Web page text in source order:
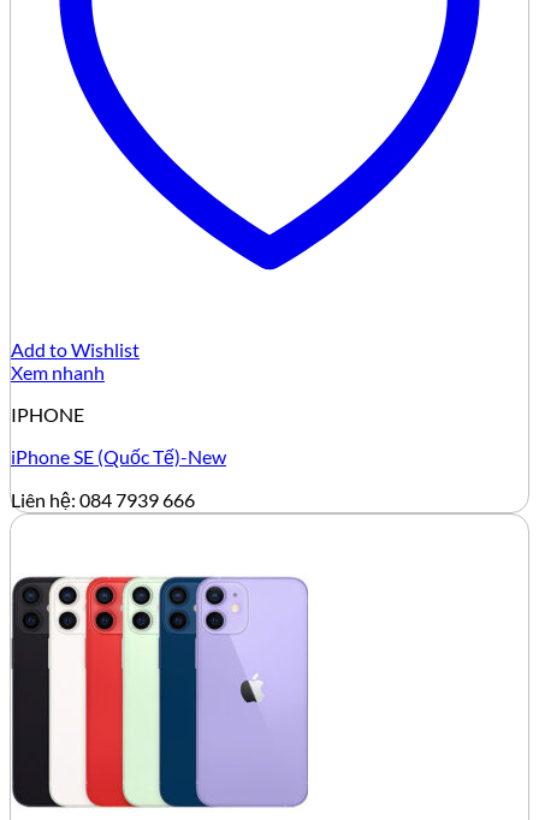
Add to Wishlist
Xem nhanh
IPHONE
iPhone SE (Quốc Tế)-New
Liên hệ: 084 7939 666